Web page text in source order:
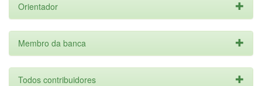
Orientador
Membro da banca
Todos contribuidores